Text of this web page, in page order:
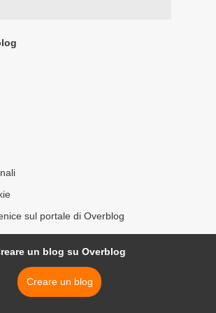
sul portale di Overblog
un blog su Overblog
Creare un blog